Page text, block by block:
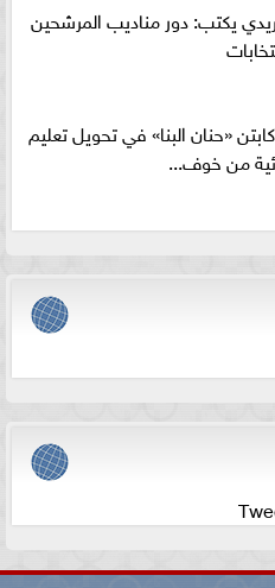
يكتب: دور مناديب المرشحين
«حنان البنا» في تحويل تعليم
من خوف...